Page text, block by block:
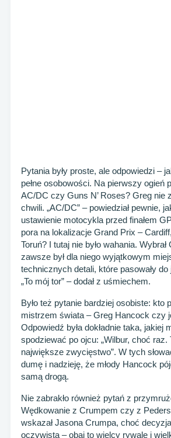
Pytania były proste, ale odpowiedzi –
pełne osobowości. Na pierwszy ogień
AC/DC czy Guns N’ Roses? Greg nie
chwili. „AC/DC” – powiedział pewnie,
ustawienie motocykla przed finałem
pora na lokalizacje Grand Prix –
Toruń? I tutaj nie było wahania.
zawsze był dla niego wyjątkowym
technicznych detali, które pasowały
„To mój tor” – dodał z uśmiechem.
Było też pytanie bardziej osobiste: kto
mistrzem świata – Greg Hancock czy
Odpowiedź była dokładnie taka, jakiej
spodziewać po ojcu: „Wilbur, choć raz.
największe zwycięstwo”. W tych
dumę i nadzieję, że młody Hancock
samą drogą.
Nie zabrakło również pytań z
Wędkowanie z Crumpem czy z
wskazał Jasona Crumpa, choć
oczywista – obaj to wielcy rywale i